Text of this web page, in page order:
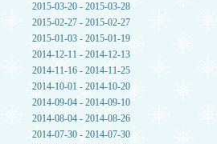
2015-03-20 - 2015-03-28
2015-02-27 - 2015-02-27
2015-01-03 - 2015-01-19
2014-12-11 - 2014-12-13
2014-11-16 - 2014-11-25
2014-10-01 - 2014-10-20
2014-09-04 - 2014-09-10
2014-08-04 - 2014-08-26
2014-07-30 - 2014-07-30